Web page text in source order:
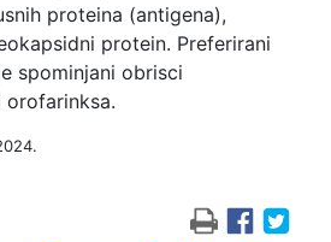
proteina (antigena),
protein. Preferirani
spominjani obrisci
orofarinksa.